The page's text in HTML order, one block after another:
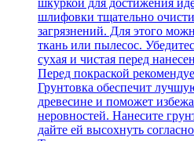
шлифовки тщательно
загрязнений. Для этого
ткань или пылесос.
сухая и чистая перед
Перед покраской
Грунтовка обеспечит
древесине и поможет
неровностей. Нанесите
дайте ей высохнуть